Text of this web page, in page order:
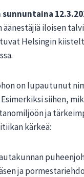
iloisen
Helsingin
on lupautunut
ja
kärkeä:
ja